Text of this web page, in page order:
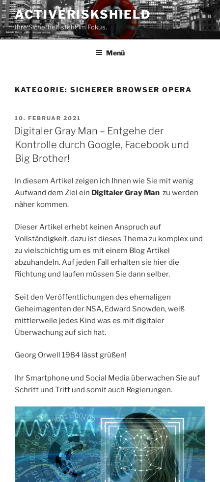
Zum
Inhalt
springen
ACTIVERISKSHIELD
Ihre Sicherheit steht im Fokus.
Menü
KATEGORIE: SICHERER BROWSER OPERA
VERÖFFENTLICHT
AM
10. FEBRUAR 2021
Digitaler Gray Man – Entgehe der
Kontrolle durch Google, Facebook und
Big Brother!
In diesem Artikel zeigen ich Ihnen wie Sie mit wenig
Aufwand dem Ziel ein Digitaler Gray Man zu werden
näher kommen.
Dieser Artikel erhebt keinen Anspruch auf
Vollständigkeit, dazu ist dieses Thema zu komplex und
zu vielschichtig um es mit einem Blog Artikel
abzuhandeln. Auf jeden Fall erhalten sie hier die
Richtung und laufen müssen Sie dann selber.
Seit den Veröffentlichungen des ehemaligen
Geheimagenten der NSA, Edward Snowden, weiß
mittlerweile jedes Kind was es mit digitaler
Überwachung auf sich hat.
Georg Orwell 1984 lässt grüßen!
Ihr Smartphone und Social Media überwachen Sie auf
Schritt und Tritt und somit auch Regierungen.